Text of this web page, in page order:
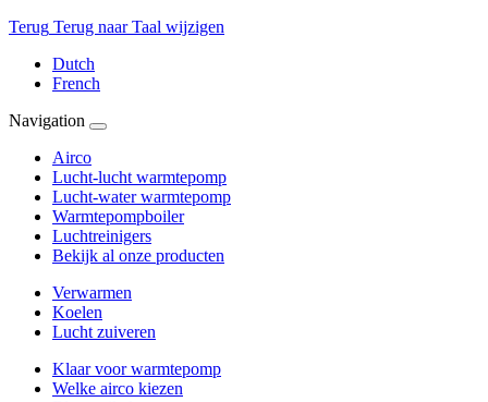
Terug Terug naar Taal wijzigen
Dutch
French
Navigation
Airco
Lucht-lucht warmtepomp
Lucht-water warmtepomp
Warmtepompboiler
Luchtreinigers
Bekijk al onze producten
Verwarmen
Koelen
Lucht zuiveren
Klaar voor warmtepomp
Welke airco kiezen